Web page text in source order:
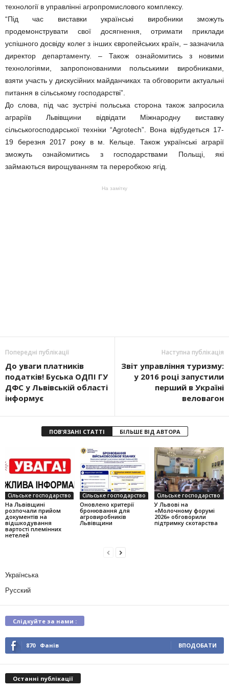
технології в управлінні агропромислового комплексу.
“Під час виставки українські виробники зможуть
продемонструвати свої досягнення, отримати приклади
успішного досвіду колег з інших європейських країн, – зазначила
директор департаменту. – Також ознайомитись з новими
технологіями, запропонованими польськими виробниками,
взяти участь у дискусійних майданчиках та обговорити актуальні
питання в сільському господарстві”.
До слова, під час зустрічі польська сторона також запросила
аграріїв Львівщини відвідати Міжнародну виставку
сільськогосподарської техніки “Agrotech”. Вона відбудеться 17-
19 березня 2017 року в м. Кельце. Також українські аграрії
зможуть ознайомитись з господарствами Польщі, які
займаються вирощуванням та переробкою ягід.
На замітку
Попередні публікації
До уваги платників
податків! Буська ОДПІ ГУ
ДФС у Львівській області
інформує
Наступна публікація
Звіт управління туризму:
у 2016 році запустили
перший в Україні
веловагон
ПОВ'ЯЗАНІ СТАТТІ БІЛЬШЕ ВІД АВТОРА
Сільське господарство
На Львівщині
розпочали прийом
документів на
відшкодування
вартості племінних
нетелей
Сільське господарство
Оновлено критерії
бронювання для
агровиробників
Львівщини
Сільське господарство
У Львові на
«Молочному форумі
2026» обговорили
підтримку скотарства
Українська
Русский
Слідкуйте за нами :
870 Фанів ВПОДОБАТИ
Останні публікації